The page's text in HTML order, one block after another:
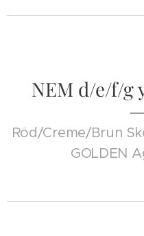
NEM d/e/f/g
Röd/Creme/Brun
GOLDEN